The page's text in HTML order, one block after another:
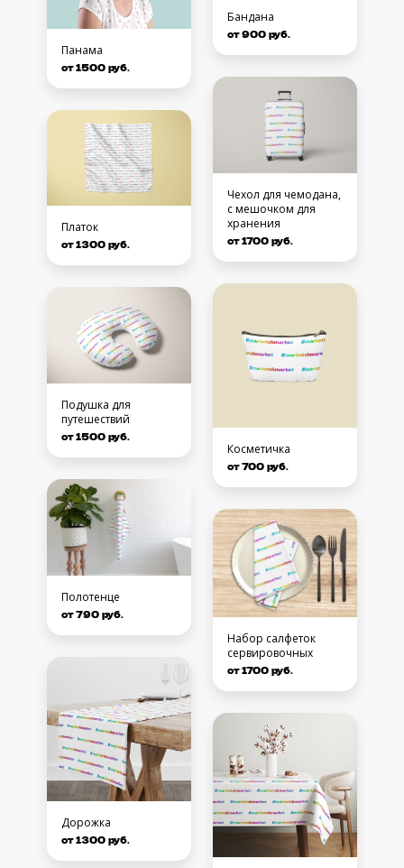
Панама
от 1500 руб.
Платок
от 1300 руб.
Подушка для
путешествий
от 1500 руб.
Полотенце
от 790 руб.
Дорожка
от 1300 руб.
Бандана
от 900 руб.
Чехол для чемодана,
с мешочком для
хранения
от 1700 руб.
Косметичка
от 700 руб.
Набор салфеток
сервировочных
от 1700 руб.